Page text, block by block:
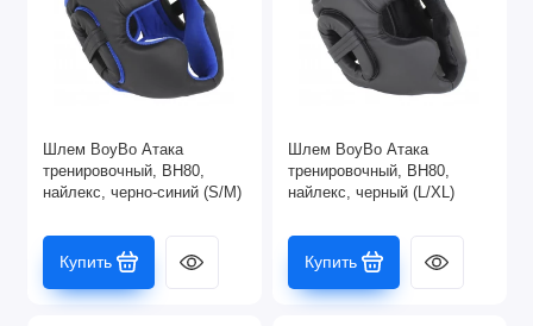
Шлем BoyBo Атака
тренировочный, BH80,
найлекс, черно-синий (S/M)
Купить
Шлем BoyBo Атака
тренировочный, BH80,
найлекс, черный (L/XL)
Купить